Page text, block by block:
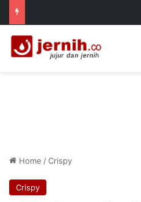
Home /Crispy
Crispy